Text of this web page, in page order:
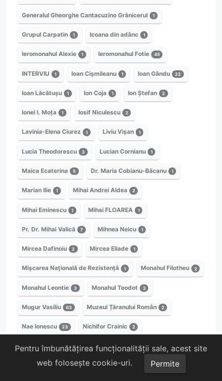
Generalul Gheorghe Cantacuzino Grănicerul 1
Grupul Carpatin 1 Icoana din adânc 1
Ieromonahul Alexie 1 Ieromonahul Fotie 45
INTERVIU 1 Ioan Cișmileanu 1 Ioan Gându 22
Ioan Lăcătușu 1 Ion Coja 1 Ion Ștefan 2
Ionel I. Moța 1 Iosif Niculescu 2
Lavinia-Elena Ciurez 1 Liviu Vișan 1
Lucia Theodorescu 3 Lucian Cornianu 1
Maica Ecaterina 5 Dr. Maria Cobianu-Băcanu 1
Marian Ilie 1 Mihai Andrei Aldea 2
Mihai Eminescu 1 Mihai FLOAREA 1
Pr. Dr. Mihai Valică 7 Mihnea Neicu 1
Mircea Dafinoiu 2 Mircea Eliade 1
Mișcarea Națională de Rezistență 1 Monahul Filotheu 2
Monahul Leontie 3 Monahul Teodot 3
Mugur Vasiliu 63 Muzeul Țăranului Român 2
Nae Ionescu 23 Nichifor Crainic 2
Nicolae Antonescu 3 Î.P.S. Nicolae Bălan 2
Nicolae Georgescu 7 Nicolae Iorga
Pentru îmbunătățirea funcționalității sale, acest site
web folosește cookie-uri.
Permite